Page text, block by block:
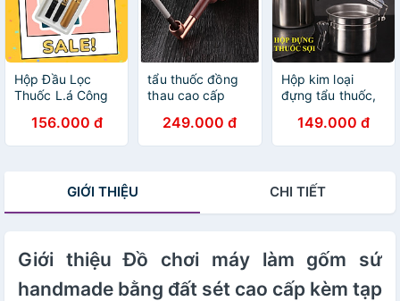
Hộp Đầu Lọc
Thuốc L.á Công
Bản, Đầu Lọc Đa
Năng Dùng
Vừa & Nhỏ. Sử
156.000 đ
tẩu thuốc đồng
thau cao cấp
sợi và diếu đều
được
249.000 đ
Hộp kim loại
đựng tẩu thuốc,
Thành Nhi
STN7474
149.000 đ
GIỚI THIỆU CHI TIẾT
Giới thiệu Đồ chơi máy làm gốm sứ
handmade bằng đất sét cao cấp kèm tạp